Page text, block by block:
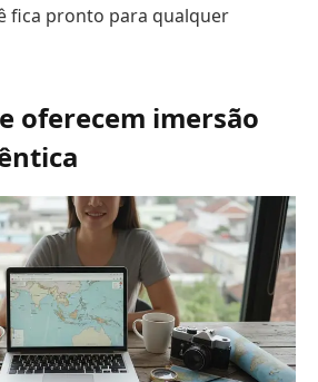
fica pronto para qualquer
oferecem imersão